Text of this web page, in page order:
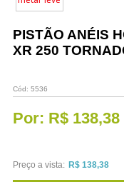
Vestuário
Promoções
PISTÃO ANÉIS
XR 250
Cód: 5536
Por: R$ 138,38
Preço a vista: R$ 138,38